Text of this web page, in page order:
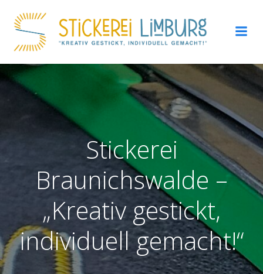
Inhalt
springen
Stickerei
Braunichswalde –
„Kreativ gestickt,
individuell gemacht!“